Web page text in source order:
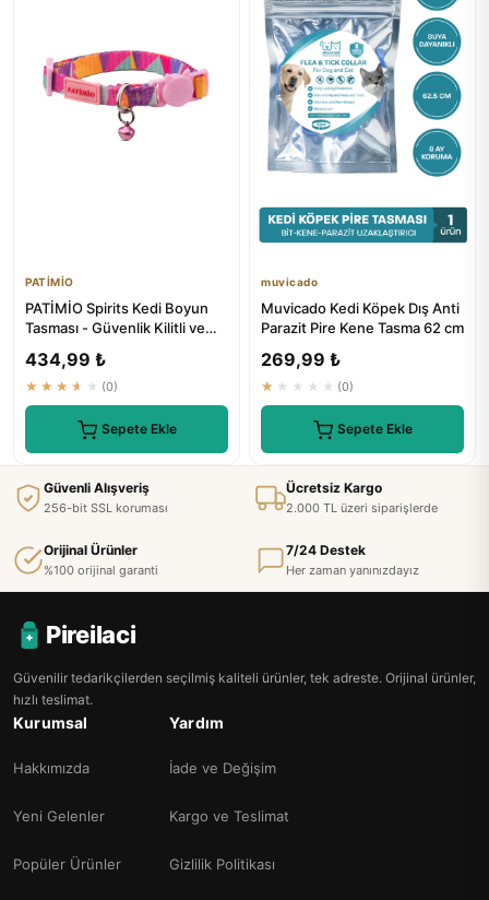
PATİMİO
PATİMİO Spirits Kedi Boyun
Tasması - Güvenlik Kilitli ve
434,99 ₺
★★★★★ (0)
Sepete Ekle
muvicado
Muvicado Kedi Köpek Dış Anti
Parazit Pire Kene Tasma 62 cm
269,99 ₺
★★★★★ (0)
Sepete Ekle
Güvenli Alışveriş
256-bit SSL koruması
Ücretsiz Kargo
2.000 TL üzeri siparişlerde
Orijinal Ürünler
%100 orijinal garanti
7/24 Destek
Her zaman yanınızdayız
Pireilaci
Güvenilir tedarikçilerden seçilmiş kaliteli ürünler, tek adreste. Orijinal ürünler,
hızlı teslimat.
Kurumsal
Hakkımızda
Yeni Gelenler
Popüler Ürünler
Yardım
İade ve Değişim
Kargo ve Teslimat
Gizlilik Politikası